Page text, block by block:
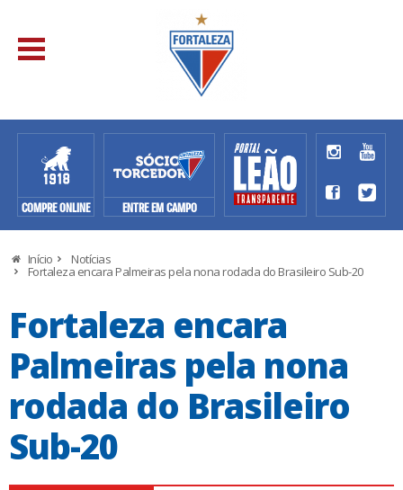
COMPRE ONLINE ENTRE EM CAMPO
Início Notícias
Fortaleza encara Palmeiras pela nona rodada do Brasileiro Sub-20
Fortaleza encara
Palmeiras pela nona
rodada do Brasileiro
Sub-20